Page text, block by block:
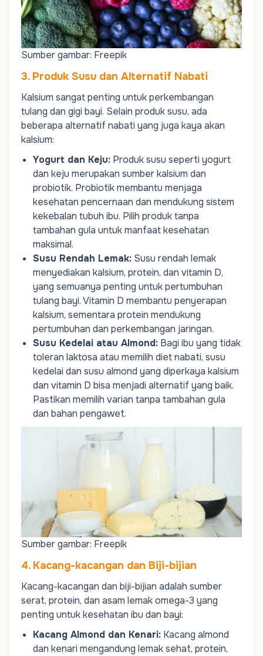
Sumber gambar: Freepik
3. Produk Susu dan Alternatif Nabati
Kalsium sangat penting untuk perkembangan
tulang dan gigi bayi. Selain produk susu, ada
beberapa alternatif nabati yang juga kaya akan
kalsium:
Yogurt dan Keju: Produk susu seperti yogurt
dan keju merupakan sumber kalsium dan
probiotik. Probiotik membantu menjaga
kesehatan pencernaan dan mendukung sistem
kekebalan tubuh ibu. Pilih produk tanpa
tambahan gula untuk manfaat kesehatan
maksimal.
Susu Rendah Lemak: Susu rendah lemak
menyediakan kalsium, protein, dan vitamin D,
yang semuanya penting untuk pertumbuhan
tulang bayi. Vitamin D membantu penyerapan
kalsium, sementara protein mendukung
pertumbuhan dan perkembangan jaringan.
Susu Kedelai atau Almond: Bagi ibu yang tidak
toleran laktosa atau memilih diet nabati, susu
kedelai dan susu almond yang diperkaya kalsium
dan vitamin D bisa menjadi alternatif yang baik.
Pastikan memilih varian tanpa tambahan gula
dan bahan pengawet.
Sumber gambar: Freepik
4. Kacang-kacangan dan Biji-bijian
Kacang-kacangan dan biji-bijian adalah sumber
serat, protein, dan asam lemak omega-3 yang
penting untuk kesehatan ibu dan bayi:
Kacang Almond dan Kenari: Kacang almond
dan kenari mengandung lemak sehat, protein,